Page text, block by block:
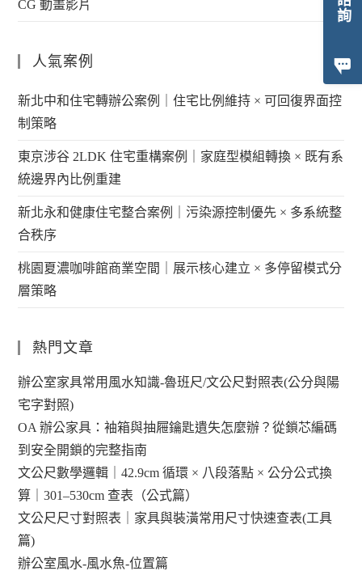
CG 動畫影片
人氣案例
新北中和住宅轉辦公案例｜住宅比例維持 × 可回復界面控
制策略
東京涉谷 2LDK 住宅重構案例｜家庭型模組轉換 × 既有系
統邊界內比例重建
新北永和健康住宅整合案例｜污染源控制優先 × 多系統整
合秩序
桃園夏濃咖啡館商業空間｜展示核心建立 × 多停留模式分
層策略
熱門文章
辦公室家具常用風水知識-魯班尺/文公尺對照表(公分與陽
宅字對照)
OA 辦公家具：袖箱與抽屜鑰匙遺失怎麼辦？從鎖芯編碼
到安全開鎖的完整指南
文公尺數學邏輯｜42.9cm 循環 × 八段落點 × 公分公式換
算｜301–530cm 查表（公式篇）
文公尺尺寸對照表｜家具與裝潢常用尺寸快速查表(工具
篇)
辦公室風水-風水魚-位置篇